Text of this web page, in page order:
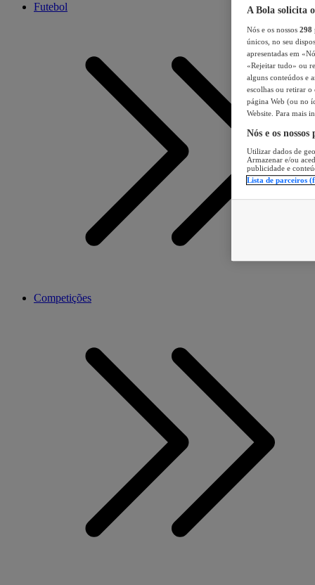
Futebol
Competições
A Bola solicita
Nós e os nossos 298
únicos, no seu
apresentadas em
«Rejeitar tudo» ou
alguns conteúdos e
escolhas ou retirar
página Web (ou no
Website. Para mais
Nós e os
Utilizar dados de
Armazenar e/ou
publicidade e
Lista de parceiros